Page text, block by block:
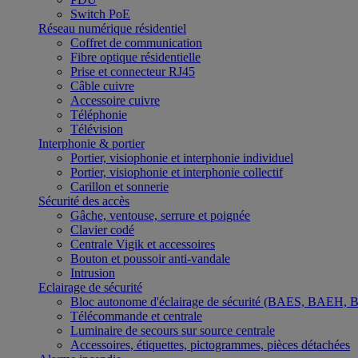
Switch PoE
Réseau numérique résidentiel
Coffret de communication
Fibre optique résidentielle
Prise et connecteur RJ45
Câble cuivre
Accessoire cuivre
Téléphonie
Télévision
Interphonie & portier
Portier, visiophonie et interphonie individuel
Portier, visiophonie et interphonie collectif
Carillon et sonnerie
Sécurité des accès
Gâche, ventouse, serrure et poignée
Clavier codé
Centrale Vigik et accessoires
Bouton et poussoir anti-vandale
Intrusion
Eclairage de sécurité
Bloc autonome d'éclairage de sécurité (BAES,
Télécommande et centrale
Luminaire de secours sur source centrale
Accessoires, étiquettes, pictogrammes, pièces détachées